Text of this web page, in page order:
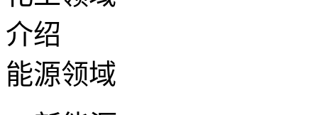
能源领域